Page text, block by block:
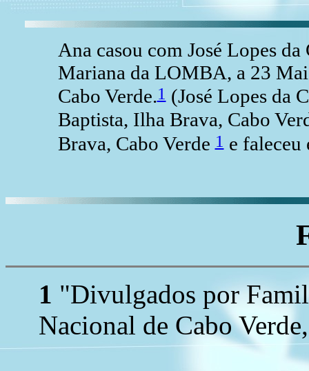
Ana casou com José Lopes
Mariana da LOMBA, a 23
Cabo Verde.1(José Lopes da
Baptista, Ilha Brava, Cabo
Brava, Cabo Verde1e faleceu
1 "Divulgados por
Nacional de Cabo